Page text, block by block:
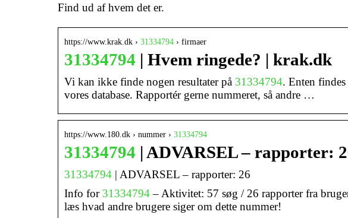
Find ud af hvem det er.
https://www.krak.dk › 31334794 › firmaer
31334794 | Hvem ringede? | krak.dk
Vi kan ikke finde nogen resultater på 31334794. Enten
vores database. Rapportér gerne nummeret, så andre …
https://www.180.dk › nummer › 31334794
31334794 | ADVARSEL – rapporter:
31334794 | ADVARSEL – rapporter: 26
Info for 31334794– Aktivitet: 57 søg / 26 rapporter fra
læs hvad andre brugere siger om dette nummer!